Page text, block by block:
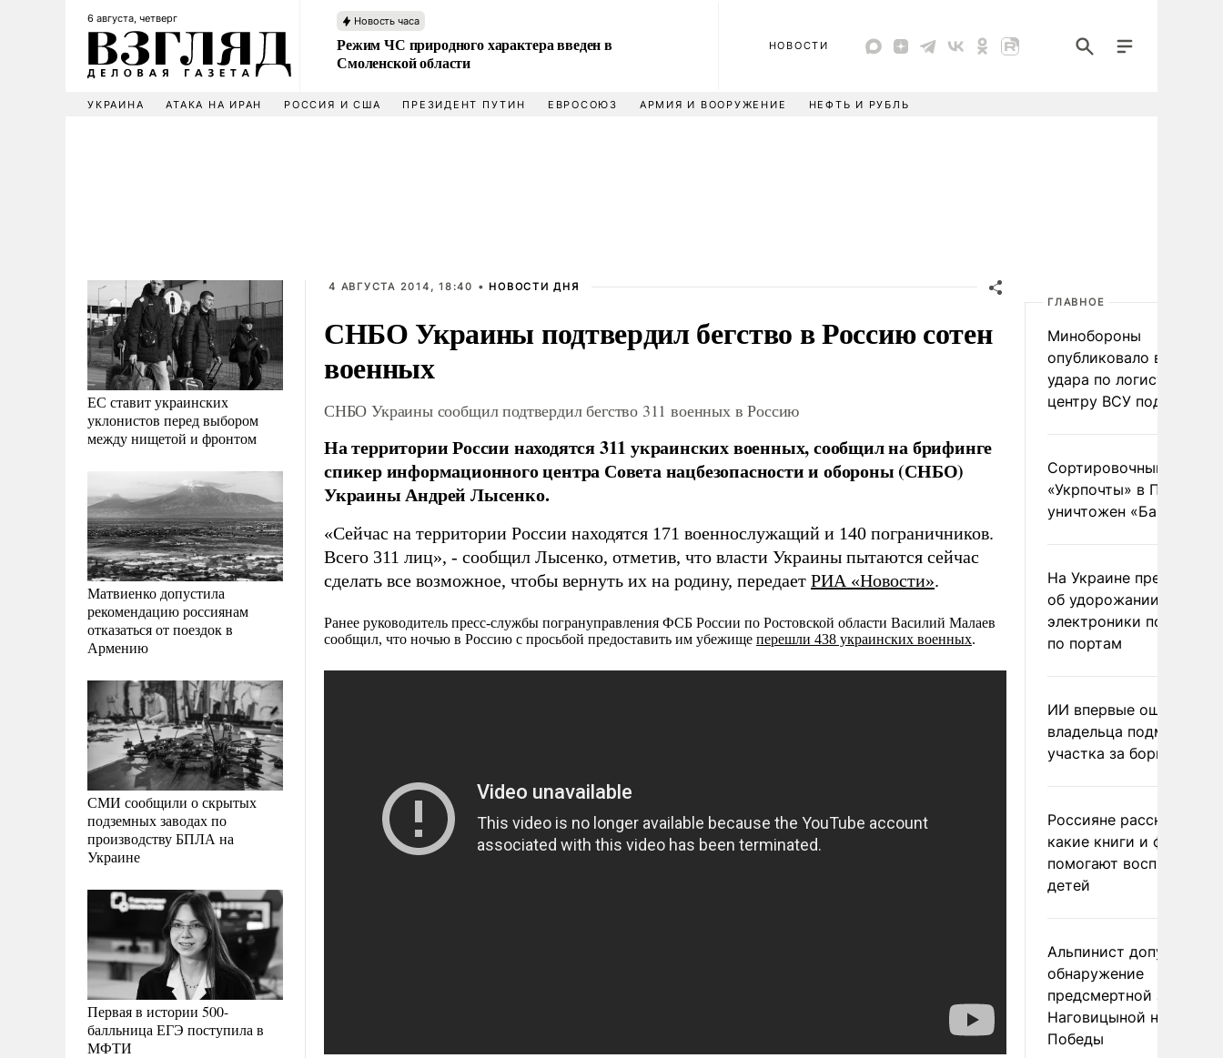
6 августа, четверг Новость часа
Режим ЧС природного характера введен в
Смоленской области
НОВОСТИ
УКРАИНА АТАКА НА ИРАН РОССИЯ И США ПРЕЗИДЕНТ ПУТИН ЕВРОСОЮЗ АРМИЯ И ВООРУЖЕНИЕ НЕФТЬ И РУБЛЬ
ЕС ставит украинских
уклонистов перед выбором
между нищетой и фронтом
Матвиенко допустила
рекомендацию россиянам
отказаться от поездок в
Армению
СМИ сообщили о скрытых
подземных заводах по
производству БПЛА на
Украине
Первая в истории 500-
балльница ЕГЭ поступила в
МФТИ
4 АВГУСТА 2014, 18:40 • НОВОСТИ ДНЯ
СНБО Украины подтвердил бегство в Россию сотен
военных
СНБО Украины сообщил подтвердил бегство 311 военных в Россию
На территории России находятся 311 украинских военных, сообщил на брифинге
спикер информационного центра Совета нацбезопасности и обороны (СНБО)
Украины Андрей Лысенко.
«Сейчас на территории России находятся 171 военнослужащий и 140 пограничников.
Всего 311 лиц», - сообщил Лысенко, отметив, что власти Украины пытаются сейчас
сделать все возможное, чтобы вернуть их на родину, передает РИА «Новости».
Ранее руководитель пресс-службы погрануправления ФСБ России по Ростовской области Василий Малаев
сообщил, что ночью в Россию с просьбой предоставить им убежище перешли 438 украинских военных.
ГЛАВНОЕ
Минобороны
опубликовало видео
удара по
центру ВСУ под Киевом
Сортировочный пункт
«Укрпочты» в
уничтожен
На Украине
об удорожании
электроники после
по портам
ИИ впервые
владельца
участка за борщевик
Россияне рассказали,
какие книги и фильмы
помогают воспитывать
детей
Альпинист допустил
обнаружение
предсмертной записки
Наговицыной на пике
Победы